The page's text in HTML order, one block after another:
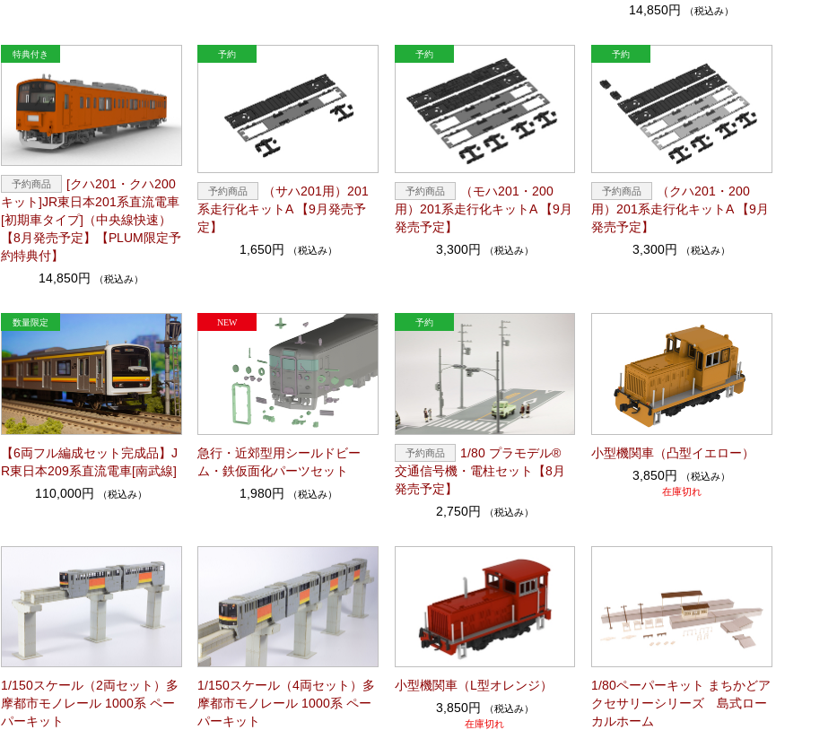
14,850円
（税込み）
[クハ201・クハ200
キット]JR東日本201系直流電車
[初期車タイプ]（中央線快速）
【8月発売予定】【PLUM限定予
約特典付】
14,850円
（税込み）
（サハ201用）201
系走行化キットA 【9月発売予
定】
1,650円
（税込み）
（モハ201・200
用）201系走行化キットA 【9月
発売予定】
3,300円
（税込み）
（クハ201・200
用）201系走行化キットA 【9月
発売予定】
3,300円
（税込み）
【6両フル編成セット完成品】J
R東日本209系直流電車[南武線]
110,000円
（税込み）
急行・近郊型用シールドビー
ム・鉄仮面化パーツセット
1,980円
（税込み）
1/80 プラモデル®
交通信号機・電柱セット【8月
発売予定】
2,750円
（税込み）
小型機関車（凸型イエロー）
3,850円
（税込み）
在庫切れ
1/150スケール（2両セット）多
摩都市モノレール 1000系 ペー
パーキット
1/150スケール（4両セット）多
摩都市モノレール 1000系 ペー
パーキット
小型機関車（L型オレンジ）
3,850円
（税込み）
在庫切れ
1/80ペーパーキット まちかどア
クセサリーシリーズ 島式ロー
カルホーム